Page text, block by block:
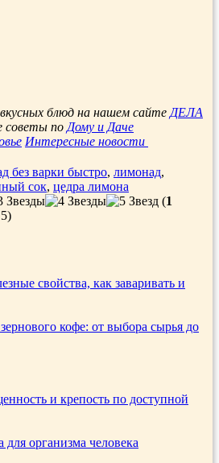
блюд на нашем сайте ДЕЛА
советы по Дому и Даче
Интересные новости
без варки быстро, лимонад,
сок, цедра лимона
(1
свойства, как заваривать и
кофе: от выбора сырья до
и крепость по доступной
для организма человека